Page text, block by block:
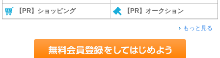
【PR】ショッピング 【PR】オークション
もっと見る